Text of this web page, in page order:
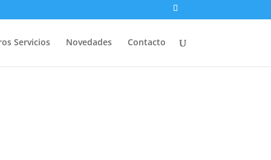
Servicios Novedades Contacto